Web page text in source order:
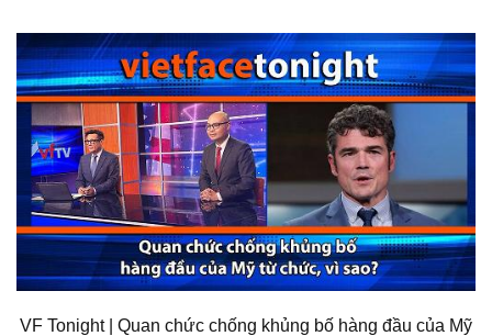
VF Tonight | Quan chức chống khủng bố hàng đầu của Mỹ